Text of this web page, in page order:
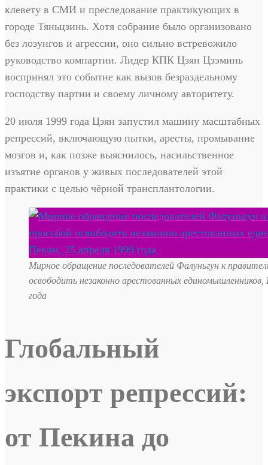
клевету в СМИ и преследование практикующих в
городе Тяньцзинь. Хотя собрание было организовано
без лозунгов и агрессии, оно сильно встревожило
руководство компартии. Лидер КПК Цзян Цзэминь
воспринял это событие как вызов безраздельному
господству партии и своему личному авторитету.
20 июля 1999 года Цзян запустил машину масштабных
репрессий, включающую пытки, аресты, промывание
мозгов и, как позже выяснилось, насильственное
изъятие органов у живых последователей этой
практики с целью чёрной трансплантологии.
Мирное обращение последователей Фалуньгун к
освободить незаконно арестованных единомышленников,
года
Глобальный
экспорт репрессий:
от Пекина до